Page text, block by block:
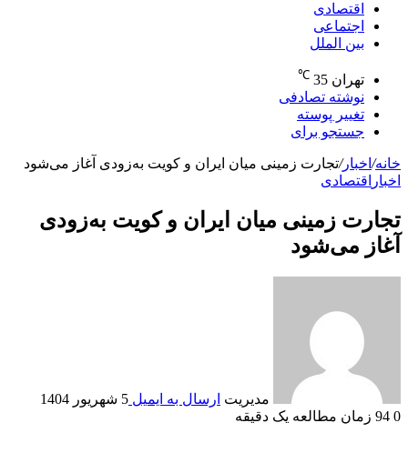
اقتصادی
اجتماعی
بین الملل
تهران 35
℃
نوشته تصادفی
تغییر پوسته
جستجو برای
خانه/ اخبار/تجارت زمینی میان ایران و کویت به‌زودی آغاز می‌شود
اخبار اقتصادی
تجارت زمینی میان ایران و کویت به‌زودی
آغاز می‌شود
مدیریت ارسال به ایمیل 5 شهریور 1404
0
زمان مطالعه یک دقیقه